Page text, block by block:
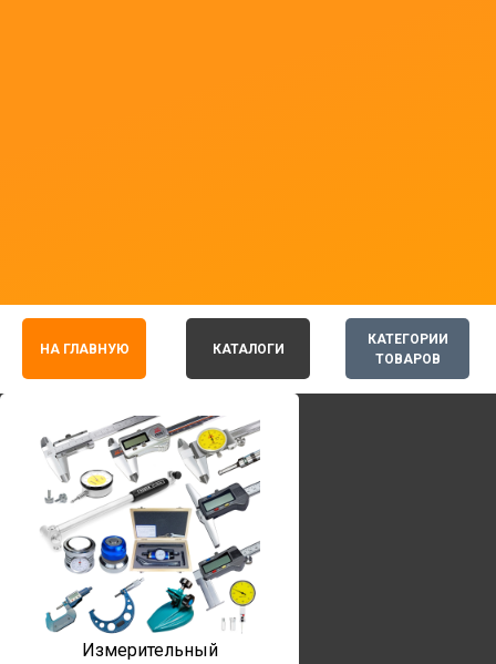
КАТЕГОРИИ
ТОВАРОВ
НА ГЛАВНУЮ КАТАЛОГИ
Измерительный